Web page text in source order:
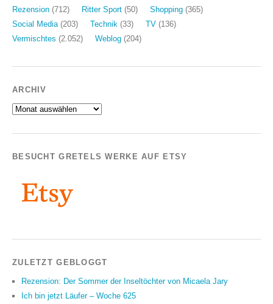
Rezension (712) Ritter Sport (50) Shopping (365)
Social Media (203) Technik (33) TV (136)
Vermischtes (2.052) Weblog (204)
ARCHIV
Archiv
BESUCHT GRETELS WERKE AUF ETSY
ZULETZT GEBLOGGT
Rezension: Der Sommer der Inseltöchter von Micaela Jary
Ich bin jetzt Läufer – Woche 625